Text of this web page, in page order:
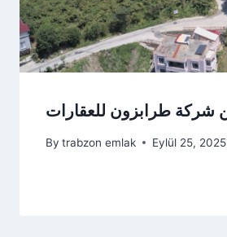
شركة طرابزون للعقارات
By trabzon emlak Eylül 25, 2025